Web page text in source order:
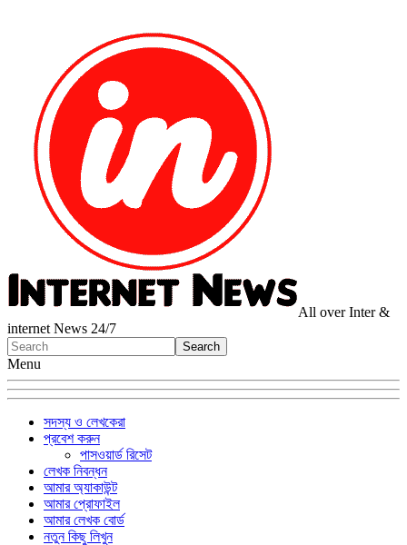
All over Inter &
internet News 24/7
Menu
সদস্য ও লেখকেরা
প্রবেশ করুন
পাসওয়ার্ড রিসেট
লেখক নিবন্ধন
আমার অ্যাকাউন্ট
আমার প্রোফাইল
আমার লেখক বোর্ড
নতুন কিছু লিখুন